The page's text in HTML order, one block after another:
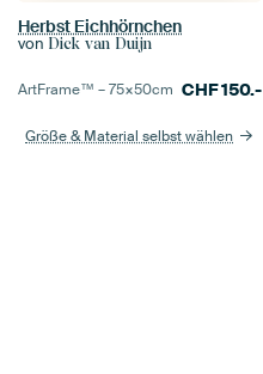
Herbst Eichhörnchen
von Dick van Duijn
ArtFrame™ –75×50cm CHF150.-
Größe & Material selbst wählen